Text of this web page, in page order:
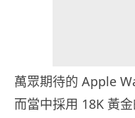
萬眾期待的 Apple
而當中採用 18K 黃